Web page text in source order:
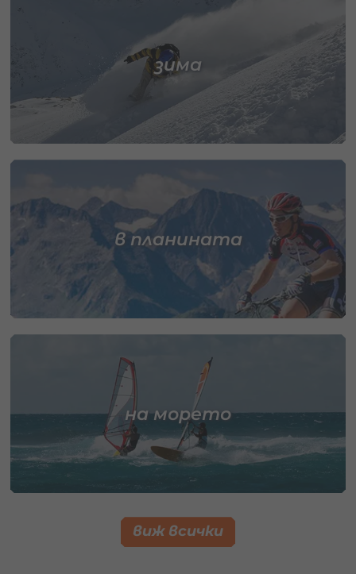
зима
в планината
на морето
виж всички